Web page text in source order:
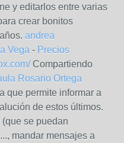
y editarlos entre varias
crear bonitos
andrea
Vega - Precios
Compartiendo
Rosario Ortega
que permite informar a
de estos últimos.
se puedan
mandar mensajes a